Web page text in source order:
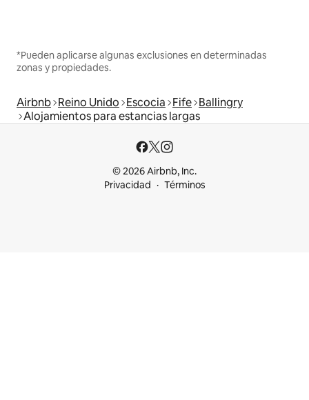
*Pueden aplicarse algunas exclusiones en determinadas
zonas y propiedades.
Airbnb Reino Unido Escocia Fife Ballingry
Alojamientos para estancias largas
© 2026 Airbnb, Inc.
Privacidad
Términos